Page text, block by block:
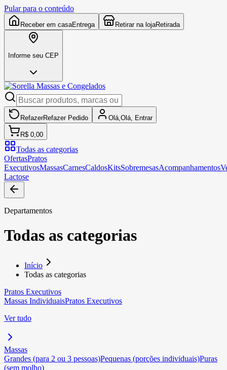
Pular para o conteúdo
Receber em casaEntrega Retirar na lojaRetirada
Informe seu CEP
RefazerRefazer Pedido Olá, Olá, Entrar
R$ 0,00
Todas as categorias
OfertasPratos
ExecutivosMassasCarnesCaldosKitsSobremesasAcompanhamentos
Lactose
Departamentos
Todas as categorias
Início
Todas as categorias
Pratos Executivos
Massas IndividuaisPratos Executivos
Ver tudo
Massas
Grandes (para 2 ou 3 pessoas)Pequenas (porções individuais)Puras
(sem molho)